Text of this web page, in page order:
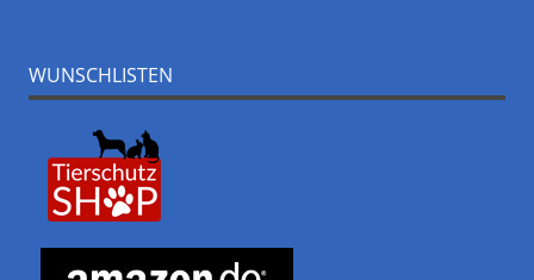
WUNSCHLISTEN